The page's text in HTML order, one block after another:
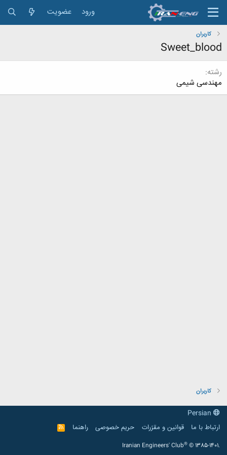
ورود عضویت
کاربران
Sweet_blood
رشته
مهندسی شیمی
کاربران
ارتباط با ما
قوانین و مقرّرات حریم خصوصی راهنما
R
S
Iranian Engineers' Club® © 1385-1401.